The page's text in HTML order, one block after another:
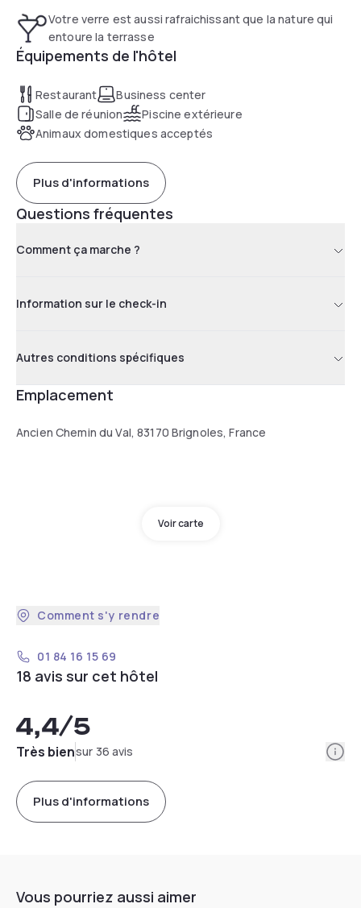
Votre verre est aussi rafraichissant que la nature qui
entoure la terrasse
Équipements de l'hôtel
Restaurant
Business center
Salle de réunion
Piscine extérieure
Animaux domestiques acceptés
Plus d'informations
Questions fréquentes
Comment ça marche ?
Information sur le check-in
Autres conditions spécifiques
Emplacement
Ancien Chemin du Val, 83170 Brignoles, France
Voir carte
Comment s'y rendre
01 84 16 15 69
18 avis sur cet hôtel
4,4/5
Très biensur 36 avis
Plus d'informations
Vous pourriez aussi aimer